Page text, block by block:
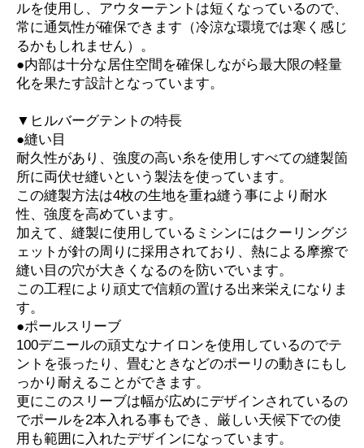
ルを使用し、アウターテントは短くなっているので、
常に通気性が確保できます（冷涼な環境では寒く感じ
るかもしれません）。
●内部は十分な居住空間を確保しながら最大限の軽量
化を果たす設計となっています。
▼ヒルバーグテントの特長
●縫い目
耐久性があり、強度の高い糸を使用しすべての縫製箇
所に両伏せ縫いという製法を使っています。
この縫製方法は4枚の生地を重ね縫う事により耐水
性、強度を高めています。
加えて、縫製に使用しているミシンにはクーリングジ
ェットが針の周りに採用されており、熱による摩擦で
縫い目の穴が大きくなるのを防いでいます。
この工程により頑丈で信頼の置ける出来栄えになりま
す。
●ポールスリーブ
100デニールの頑丈なナイロンを使用しているのでテ
ントを張ったり、畳むときなどのポーリの動きにもし
っかり耐えることができます。
更にこのスリーブは幅が広めにデザインされているの
でポールを2本入れる事もでき、厳しい天候下での使
用も範囲に入れたデザインになっています。